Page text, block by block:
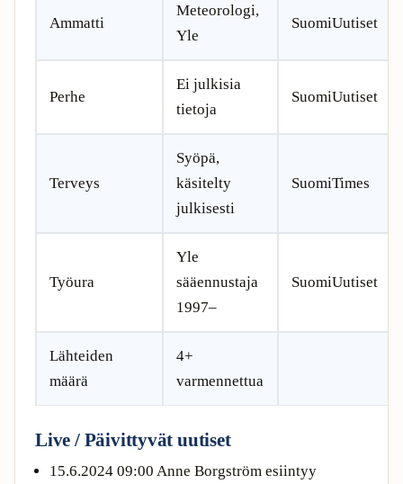
Ammatti
Meteorologi,
Yle
SuomiUutiset
Perhe
Ei julkisia
tietoja
SuomiUutiset
Terveys
Syöpä,
käsitelty
julkisesti
SuomiTimes
Työura
Yle
sääennustaja
1997–
SuomiUutiset
Lähteiden
määrä
4+
varmennettua
Live / Päivittyvät uutiset
15.6.2024 09:00 Anne Borgström esiintyy